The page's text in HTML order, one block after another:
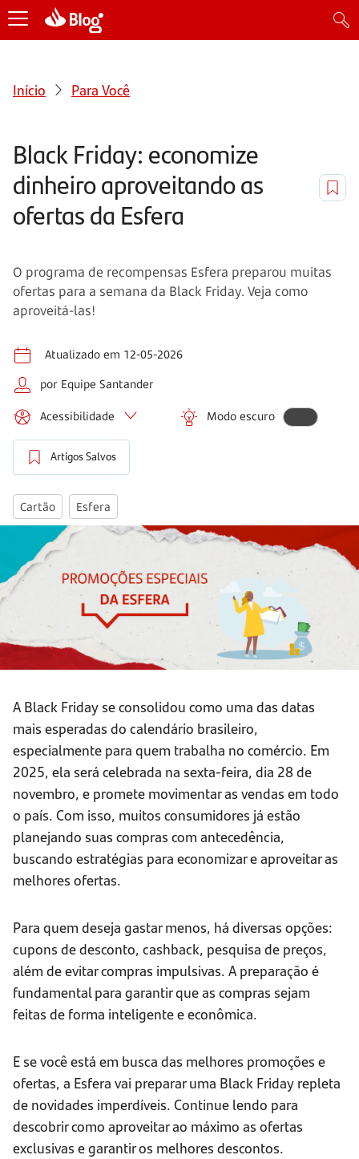
Início Para Você
Black Friday: economize
dinheiro aproveitando as
ofertas da Esfera
O programa de recompensas Esfera preparou muitas
ofertas para a semana da Black Friday. Veja como
aproveitá-las!
Atualizado em 12-05-2026
por Equipe Santander
Acessibilidade Modo escuro
Artigos Salvos
Cartão Esfera
A Black Friday se consolidou como uma das datas
mais esperadas do calendário brasileiro,
especialmente para quem trabalha no comércio. Em
2025, ela será celebrada na sexta-feira, dia 28 de
novembro, e promete movimentar as vendas em todo
o país. Com isso, muitos consumidores já estão
planejando suas compras com antecedência,
buscando estratégias para economizar e aproveitar as
melhores ofertas.
Para quem deseja gastar menos, há diversas opções:
cupons de desconto, cashback, pesquisa de preços,
além de evitar compras impulsivas. A preparação é
fundamental para garantir que as compras sejam
feitas de forma inteligente e econômica.
E se você está em busca das melhores promoções e
ofertas, a Esfera vai preparar uma Black Friday repleta
de novidades imperdíveis. Continue lendo para
descobrir como aproveitar ao máximo as ofertas
exclusivas e garantir os melhores descontos.